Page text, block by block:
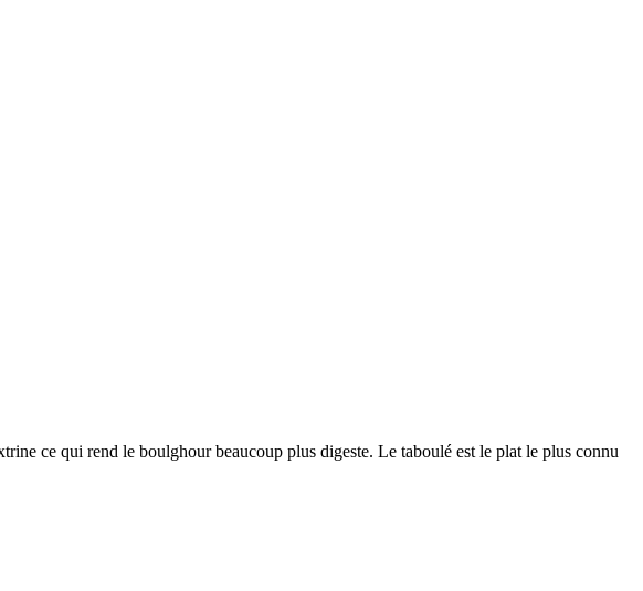
ce qui rend le boulghour beaucoup plus digeste. Le taboulé est le plat le plus connu